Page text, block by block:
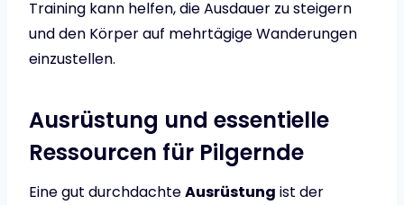
Training kann helfen, die Ausdauer zu steigern
und den Körper auf mehrtägige Wanderungen
einzustellen.
Ausrüstung und essentielle
Ressourcen für Pilgernde
Eine gut durchdachteAusrüstung ist der